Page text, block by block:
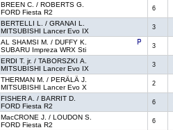
BREEN C. / ROBERTS G.
FORD Fiesta R2
6
BERTELLI L. / GRANAI L.
MITSUBISHI Lancer Evo IX
3
AL SHAMSI M. / DUFFY K.
SUBARU Impreza WRX Sti
3
ERDI T. jr. / TABORSZKI A.
MITSUBISHI Lancer Evo IX
3
THERMAN M. / PERÄLÄ J.
MITSUBISHI Lancer Evo X
2
FISHER A. / BARRIT D.
FORD Fiesta R2
6
MacCRONE J. / LOUDON S.
FORD Fiesta R2
6